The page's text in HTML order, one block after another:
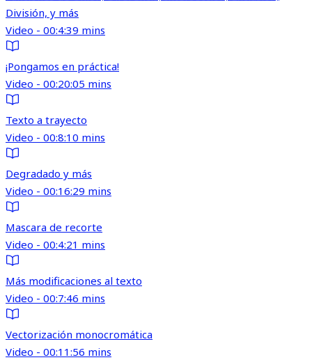
División, y más
Video - 00:4:39 mins
¡Pongamos en práctica!
Video - 00:20:05 mins
Texto a trayecto
Video - 00:8:10 mins
Degradado y más
Video - 00:16:29 mins
Mascara de recorte
Video - 00:4:21 mins
Más modificaciones al texto
Video - 00:7:46 mins
Vectorización monocromática
Video - 00:11:56 mins